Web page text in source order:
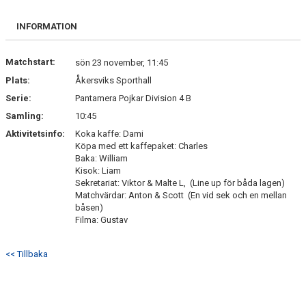
INFORMATION
Matchstart:
sön 23 november, 11:45
Plats:
Åkersviks Sporthall
Serie:
Pantamera Pojkar Division 4 B
Samling:
10:45
Aktivitetsinfo:
Koka kaffe: Dami
Köpa med ett kaffepaket: Charles
Baka: William
Kisok: Liam
Sekretariat: Viktor & Malte L, (Line up för båda lagen)
Matchvärdar: Anton & Scott (En vid sek och en mellan
båsen)
Filma: Gustav
<< Tillbaka